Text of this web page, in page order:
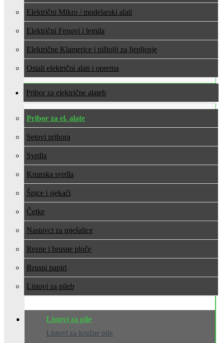
Električni Mikro / modelarski alati
Električni Fenovi i lemila
Električne Klamerice i pištolji za ljepljenje
Ostali električni alati i oprema
Pribor za električne alate
Pribor za el. alate
Setovi pribora
Svrdla
Krunska svrdla
Špice i sjekači
Četke
Nastavci za mješalice
Rezne i brusne ploče
Brusni papiri
Listovi za pile
Listovi za pile
Listovi za kružne pile